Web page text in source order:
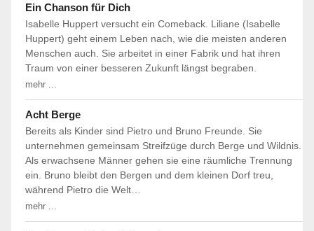
Ein Chanson für Dich
Isabelle Huppert versucht ein Comeback. Liliane (Isabelle
Huppert) geht einem Leben nach, wie die meisten anderen
Menschen auch. Sie arbeitet in einer Fabrik und hat ihren
Traum von einer besseren Zukunft längst begraben.
mehr ...
Acht Berge
Bereits als Kinder sind Pietro und Bruno Freunde. Sie
unternehmen gemeinsam Streifzüge durch Berge und Wildnis.
Als erwachsene Männer gehen sie eine räumliche Trennung
ein. Bruno bleibt den Bergen und dem kleinen Dorf treu,
während Pietro die Welt…
mehr ...